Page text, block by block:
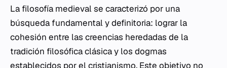
La filosofía medieval se caracterizó por una
búsqueda fundamental y definitoria: lograr la
cohesión entre las creencias heredadas de la
tradición filosófica clásica y los dogmas
establecidos por el cristianismo. Este objetivo no